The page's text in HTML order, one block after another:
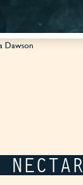
Dawson
NECTAR